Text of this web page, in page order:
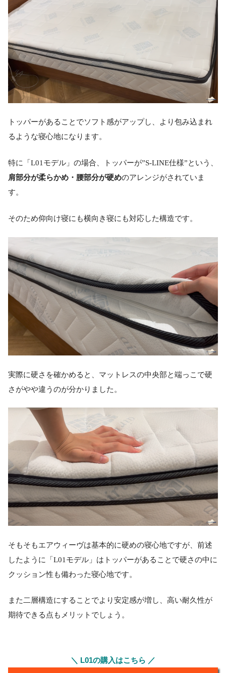
トッパーがあることでソフト感がアップし、より包み込まれ
るような寝心地になります。
特に「L01モデル」の場合、トッパーが”S-LINE仕様”という、
肩部分が柔らかめ・腰部分が硬めのアレンジがされていま
す。
そのため仰向け寝にも横向き寝にも対応した構造です。
実際に硬さを確かめると、マットレスの中央部と端っこで硬
さがやや違うのが分かりました。
そもそもエアウィーヴは基本的に硬めの寝心地ですが、前述
したように「L01モデル」はトッパーがあることで硬さの中に
クッション性も備わった寝心地です。
また二層構造にすることでより安定感が増し、高い耐久性が
期待できる点もメリットでしょう。
＼ L01の購入はこちら ／